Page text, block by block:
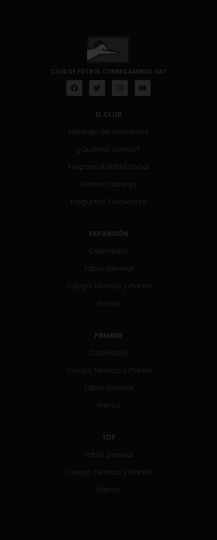
CLUB DE FÚTBOL CORRECAMINOS UAT
EL CLUB
Mensaje del Presidente
¿Quiénes somos?
Responsabilidad Social
Historia Naranja
Preguntas Frecuentes
EXPANSIÓN
Calendario
Tabla General
Cuerpo Técnico y Plantel
Prensa
PREMIER
Calendario
Cuerpo Técnico y Plantel
Tabla General
Prensa
TDP
Tabla General
Cuerpo Técnico y Plantel
Prensa